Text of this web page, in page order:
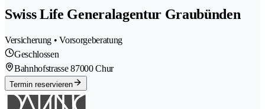
Swiss Life Generalagentur Graubünden
Versicherung • Vorsorgeberatung
Geschlossen
Bahnhofstrasse 87000 Chur
Termin reservieren